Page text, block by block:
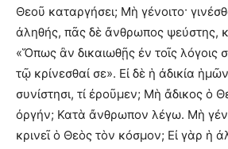
Θεοῦ καταργήσει; Μὴ γένοιτο·
ἀληθής, πᾶς δὲ ἄνθρωπος ψεύστης,
«Ὅπως ἂν δικαιωθῇς ἐν τοῖς λόγοις
τῷ κρίνεσθαί σε». Εἰ δὲ ἡ ἀδικία
συνίστησι, τί ἐροῦμεν; Μὴ ἄδικος ὁ
ὀργήν; Κατὰ ἄνθρωπον λέγω. Μὴ
κρινεῖ ὁ Θεὸς τὸν κόσμον; Εἰ γὰρ ἡ